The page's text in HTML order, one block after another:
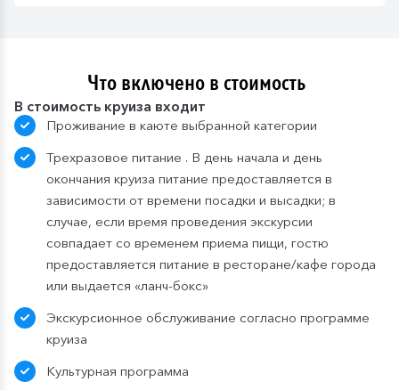
Что включено в стоимость
В стоимость круиза входит
Проживание в каюте выбранной категории
Трехразовое питание . В день начала и день
окончания круиза питание предоставляется в
зависимости от времени посадки и высадки; в
случае, если время проведения экскурсии
совпадает со временем приема пищи, гостю
предоставляется питание в ресторане/кафе города
или выдается «ланч-бокс»
Экскурсионное обслуживание согласно программе
круиза
Культурная программа